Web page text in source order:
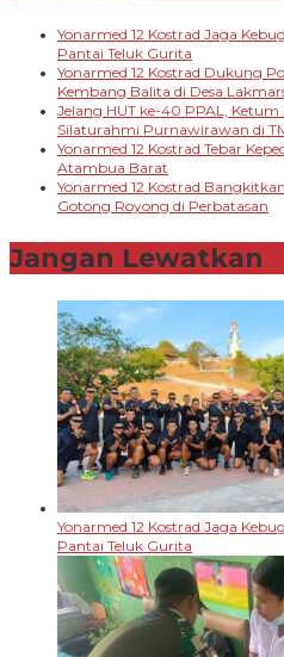
Yonarmed 12 Kostrad Jaga
Pantai Teluk Gurita
Yonarmed 12 Kostrad Dukung
Kembang Balita di Desa
Jelang HUT ke-40 PPAL,
Silaturahmi Purnawirawan di
Yonarmed 12 Kostrad Tebar
Atambua Barat
Yonarmed 12 Kostrad
Gotong Royong di Perbatasan
Jangan Lewatkan
Yonarmed 12 Kostrad Jaga
Pantai Teluk Gurita